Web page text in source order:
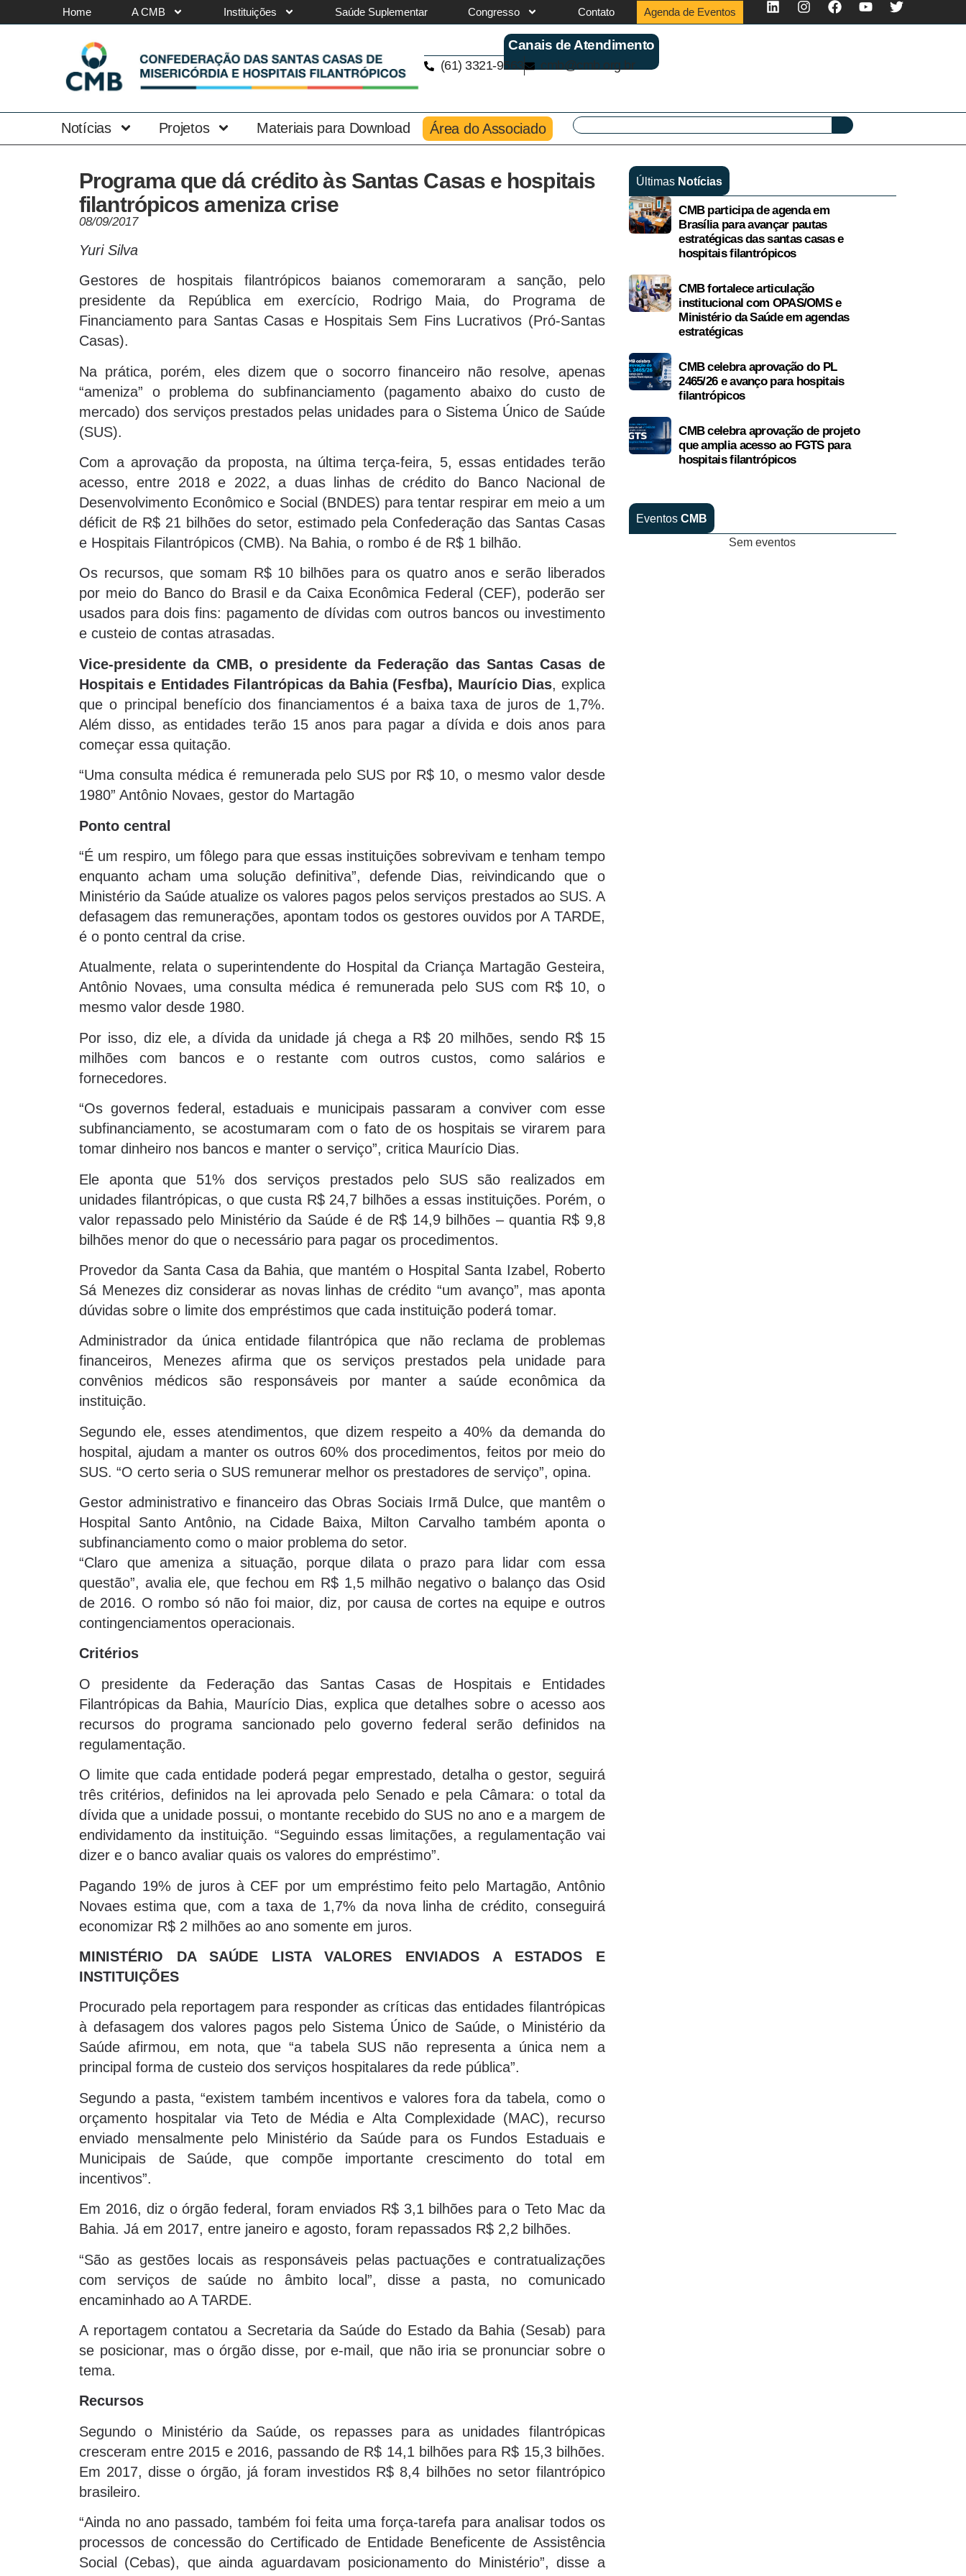
Home A CMB Instituições Saúde Suplementar Congresso Contato Agenda de Eventos
Canais de Atendimento
(61) 3321-9563 cmb@cmb.org.br
Notícias Projetos Materiais para Download Área do Associado
Programa que dá crédito às Santas Casas e hospitais
filantrópicos ameniza crise
08/09/2017
Yuri Silva
Gestores de hospitais filantrópicos baianos comemoraram a sanção, pelo
presidente da República em exercício, Rodrigo Maia, do Programa de
Financiamento para Santas Casas e Hospitais Sem Fins Lucrativos (Pró-Santas
Casas).
Na prática, porém, eles dizem que o socorro financeiro não resolve, apenas
“ameniza” o problema do subfinanciamento (pagamento abaixo do custo de
mercado) dos serviços prestados pelas unidades para o Sistema Único de Saúde
(SUS).
Com a aprovação da proposta, na última terça-feira, 5, essas entidades terão
acesso, entre 2018 e 2022, a duas linhas de crédito do Banco Nacional de
Desenvolvimento Econômico e Social (BNDES) para tentar respirar em meio a um
déficit de R$ 21 bilhões do setor, estimado pela Confederação das Santas Casas
e Hospitais Filantrópicos (CMB). Na Bahia, o rombo é de R$ 1 bilhão.
Os recursos, que somam R$ 10 bilhões para os quatro anos e serão liberados
por meio do Banco do Brasil e da Caixa Econômica Federal (CEF), poderão ser
usados para dois fins: pagamento de dívidas com outros bancos ou investimento
e custeio de contas atrasadas.
Vice-presidente da CMB, o presidente da Federação das Santas Casas de
Hospitais e Entidades Filantrópicas da Bahia (Fesfba), Maurício Dias, explica
que o principal benefício dos financiamentos é a baixa taxa de juros de 1,7%.
Além disso, as entidades terão 15 anos para pagar a dívida e dois anos para
começar essa quitação.
“Uma consulta médica é remunerada pelo SUS por R$ 10, o mesmo valor desde
1980” Antônio Novaes, gestor do Martagão
Ponto central
“É um respiro, um fôlego para que essas instituições sobrevivam e tenham tempo
enquanto acham uma solução definitiva”, defende Dias, reivindicando que o
Ministério da Saúde atualize os valores pagos pelos serviços prestados ao SUS. A
defasagem das remunerações, apontam todos os gestores ouvidos por A TARDE,
é o ponto central da crise.
Atualmente, relata o superintendente do Hospital da Criança Martagão Gesteira,
Antônio Novaes, uma consulta médica é remunerada pelo SUS com R$ 10, o
mesmo valor desde 1980.
Por isso, diz ele, a dívida da unidade já chega a R$ 20 milhões, sendo R$ 15
milhões com bancos e o restante com outros custos, como salários e
fornecedores.
“Os governos federal, estaduais e municipais passaram a conviver com esse
subfinanciamento, se acostumaram com o fato de os hospitais se virarem para
tomar dinheiro nos bancos e manter o serviço”, critica Maurício Dias.
Ele aponta que 51% dos serviços prestados pelo SUS são realizados em
unidades filantrópicas, o que custa R$ 24,7 bilhões a essas instituições. Porém, o
valor repassado pelo Ministério da Saúde é de R$ 14,9 bilhões – quantia R$ 9,8
bilhões menor do que o necessário para pagar os procedimentos.
Provedor da Santa Casa da Bahia, que mantém o Hospital Santa Izabel, Roberto
Sá Menezes diz considerar as novas linhas de crédito “um avanço”, mas aponta
dúvidas sobre o limite dos empréstimos que cada instituição poderá tomar.
Administrador da única entidade filantrópica que não reclama de problemas
financeiros, Menezes afirma que os serviços prestados pela unidade para
convênios médicos são responsáveis por manter a saúde econômica da
instituição.
Segundo ele, esses atendimentos, que dizem respeito a 40% da demanda do
hospital, ajudam a manter os outros 60% dos procedimentos, feitos por meio do
SUS. “O certo seria o SUS remunerar melhor os prestadores de serviço”, opina.
Gestor administrativo e financeiro das Obras Sociais Irmã Dulce, que mantêm o
Hospital Santo Antônio, na Cidade Baixa, Milton Carvalho também aponta o
subfinanciamento como o maior problema do setor.
“Claro que ameniza a situação, porque dilata o prazo para lidar com essa
questão”, avalia ele, que fechou em R$ 1,5 milhão negativo o balanço das Osid
de 2016. O rombo só não foi maior, diz, por causa de cortes na equipe e outros
contingenciamentos operacionais.
Critérios
O presidente da Federação das Santas Casas de Hospitais e Entidades
Filantrópicas da Bahia, Maurício Dias, explica que detalhes sobre o acesso aos
recursos do programa sancionado pelo governo federal serão definidos na
regulamentação.
O limite que cada entidade poderá pegar emprestado, detalha o gestor, seguirá
três critérios, definidos na lei aprovada pelo Senado e pela Câmara: o total da
dívida que a unidade possui, o montante recebido do SUS no ano e a margem de
endividamento da instituição. “Seguindo essas limitações, a regulamentação vai
dizer e o banco avaliar quais os valores do empréstimo”.
Pagando 19% de juros à CEF por um empréstimo feito pelo Martagão, Antônio
Novaes estima que, com a taxa de 1,7% da nova linha de crédito, conseguirá
economizar R$ 2 milhões ao ano somente em juros.
MINISTÉRIO DA SAÚDE LISTA VALORES ENVIADOS A ESTADOS E
INSTITUIÇÕES
Procurado pela reportagem para responder as críticas das entidades filantrópicas
à defasagem dos valores pagos pelo Sistema Único de Saúde, o Ministério da
Saúde afirmou, em nota, que “a tabela SUS não representa a única nem a
principal forma de custeio dos serviços hospitalares da rede pública”.
Segundo a pasta, “existem também incentivos e valores fora da tabela, como o
orçamento hospitalar via Teto de Média e Alta Complexidade (MAC), recurso
enviado mensalmente pelo Ministério da Saúde para os Fundos Estaduais e
Municipais de Saúde, que compõe importante crescimento do total em
incentivos”.
Em 2016, diz o órgão federal, foram enviados R$ 3,1 bilhões para o Teto Mac da
Bahia. Já em 2017, entre janeiro e agosto, foram repassados R$ 2,2 bilhões.
“São as gestões locais as responsáveis pelas pactuações e contratualizações
com serviços de saúde no âmbito local”, disse a pasta, no comunicado
encaminhado ao A TARDE.
A reportagem contatou a Secretaria da Saúde do Estado da Bahia (Sesab) para
se posicionar, mas o órgão disse, por e-mail, que não iria se pronunciar sobre o
tema.
Recursos
Segundo o Ministério da Saúde, os repasses para as unidades filantrópicas
cresceram entre 2015 e 2016, passando de R$ 14,1 bilhões para R$ 15,3 bilhões.
Em 2017, disse o órgão, já foram investidos R$ 8,4 bilhões no setor filantrópico
brasileiro.
“Ainda no ano passado, também foi feita uma força-tarefa para analisar todos os
processos de concessão do Certificado de Entidade Beneficente de Assistência
Social (Cebas), que ainda aguardavam posicionamento do Ministério”, disse a
Últimas Notícias
CMB participa de agenda em
Brasília para avançar pautas
estratégicas das santas casas e
hospitais filantrópicos
CMB fortalece articulação
institucional com OPAS/OMS e
Ministério da Saúde em agendas
estratégicas
CMB celebra aprovação do PL
2465/26 e avanço para hospitais
filantrópicos
CMB celebra aprovação de projeto
que amplia acesso ao FGTS para
hospitais filantrópicos
Eventos CMB
Sem eventos